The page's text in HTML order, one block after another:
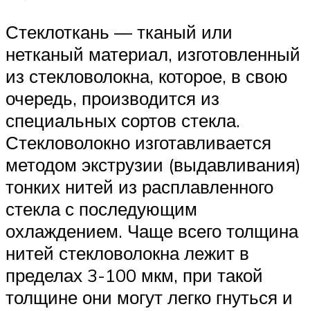
Стеклоткань — тканый или
нетканый материал, изготовленный
из стекловолокна, которое, в свою
очередь, производится из
специальных сортов стекла.
Стекловолокно изготавливается
методом экструзии (выдавливания)
тонких нитей из расплавленного
стекла с последующим
охлаждением. Чаще всего толщина
нитей стекловолокна лежит в
пределах 3-100 мкм, при такой
толщине они могут легко гнуться и